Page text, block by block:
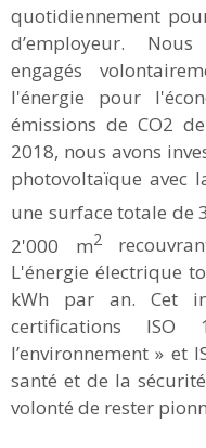
quotidiennement
d’employeur.
engagés
l'énergie pour
émissions de CO2
2018, nous avons
photovoltaïque avec
une surface totale de
2'000 m2
L'énergie électrique
kWh par an. Cet
certifications ISO
l’environnement » et
santé et de la
volonté de rester